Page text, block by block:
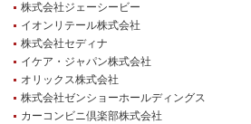
株式会社ジェーシービー
イオンリテール株式会社
株式会社セディナ
イケア・ジャパン株式会社
オリックス株式会社
株式会社ゼンショーホールディングス
カーコンビニ倶楽部株式会社